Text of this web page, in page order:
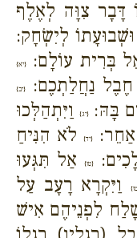
דָּבָר צִוָּה לְאֶלֶף
לְיִשְׂחָק:
בְּרִית עוֹלָם: {יא}
נַחֲלַתְכֶם: {יב}
בָּהּ:{יג}
וַיִּתְהַלְּכוּ
{יד}לֹא הִנִּיחַ
{טו}
אַל תִּגְּעוּ
וַיִּקְרָא רָעָב עַל
לִפְנֵיהֶם אִישׁ